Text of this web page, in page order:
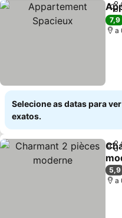
7,9
a
Selecione as datas para
exatos.
5,9
a